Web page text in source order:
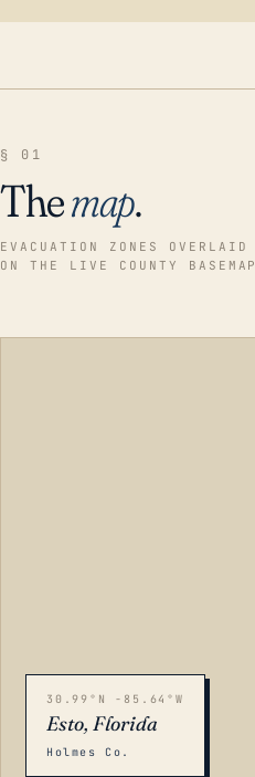
§ 01
Themap.
EVACUATION ZONES OVERLAID
ON THE LIVE COUNTY BASEMAP
30.99°N -85.64°W
Esto, Florida
Holmes Co.